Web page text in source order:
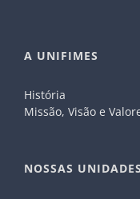
A UNIFIMES
História
Missão, Visão e
NOSSAS